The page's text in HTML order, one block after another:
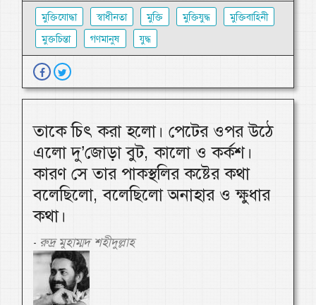
মুক্তিযোদ্ধা স্বাধীনতা মুক্তি মুক্তিযুদ্ধ
মুক্তিবাহিনী
মুক্তচিন্তা
গণমানুষ যুদ্ধ
তাকে চিৎ করা হলো। পেটের ওপর উঠে
এলো দু’জোড়া বুট, কালো ও কর্কশ।
কারণ সে তার পাকস্থলির কষ্টের কথা
বলেছিলো, বলেছিলো অনাহার ও ক্ষুধার
কথা।
- রুদ্র মুহাম্মদ শহীদুল্লাহ